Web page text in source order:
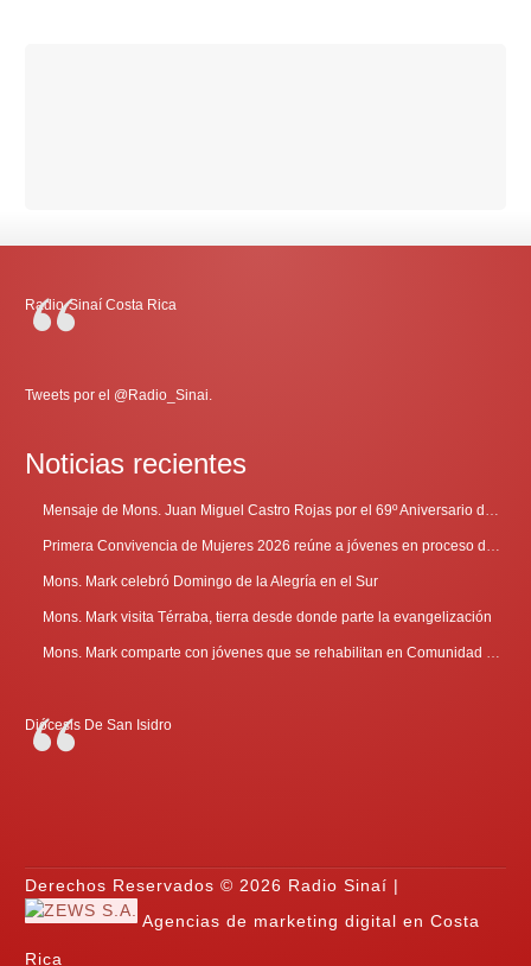
Radio-Sinaí Costa Rica
Tweets por el @Radio_Sinai.
Noticias recientes
Mons. Mark celebró Domingo de la Alegría en el Sur
Mons. Mark visita Térraba, tierra desde donde parte la evangelización
Diócesis De San Isidro
Derechos Reservados © 2026 Radio Sinaí |
Agencias de marketing digital en Costa
Rica